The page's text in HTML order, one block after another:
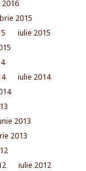
2015
iulie 2015
iulie 2014
2013
2013
iulie 2012